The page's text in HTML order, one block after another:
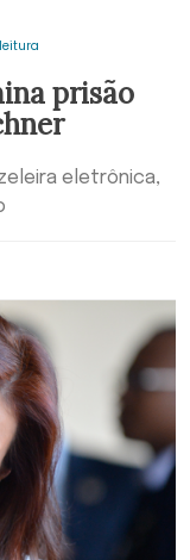
prisão
eletrônica,